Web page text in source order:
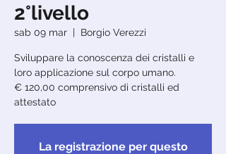
2°livello
sab 09 mar
  |
Borgio Verezzi
Sviluppare la conoscenza dei cristalli e
loro applicazione sul corpo umano.
€ 120,00 comprensivo di cristalli ed
attestato
La registrazione per questo